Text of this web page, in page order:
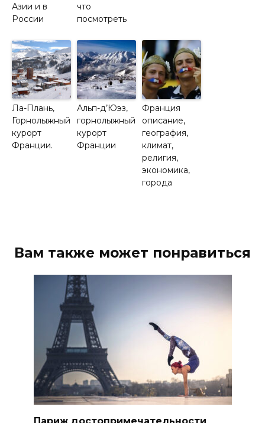
Азии и в
России
что
посмотреть
Ла-Плань,
Горнолыжный
курорт
Франции.
Альп-д’Юэз,
горнолыжный
курорт
Франции
Франция
описание,
география,
климат,
религия,
экономика,
города
Вам также может понравиться